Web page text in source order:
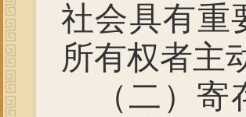
社会具有重
所有权者主
（二）